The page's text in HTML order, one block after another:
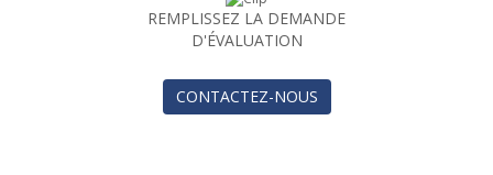
REMPLISSEZ LA DEMANDE
D'ÉVALUATION
CONTACTEZ-NOUS